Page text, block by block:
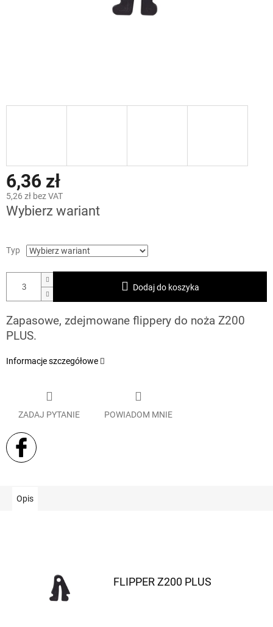
6,36 zł
5,26 zł bez VAT
Wybierz wariant
Typ
Dodaj do koszyka
Zapasowe, zdejmowane flippery do noża Z200
PLUS.
Informacje szczegółowe
ZADAJ PYTANIE POWIADOM MNIE
Opis
FLIPPER Z200 PLUS